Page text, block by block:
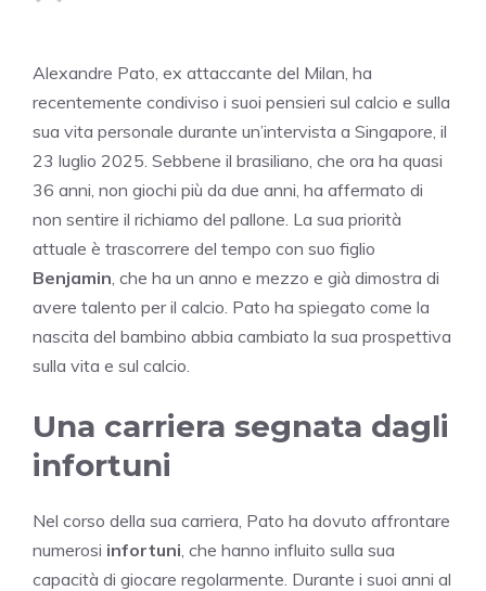
Alexandre Pato, ex attaccante del Milan, ha
recentemente condiviso i suoi pensieri sul calcio e sulla
sua vita personale durante un’intervista a Singapore, il
23 luglio 2025. Sebbene il brasiliano, che ora ha quasi
36 anni, non giochi più da due anni, ha affermato di
non sentire il richiamo del pallone. La sua priorità
attuale è trascorrere del tempo con suo figlio
Benjamin , che ha un anno e mezzo e già dimostra di
avere talento per il calcio. Pato ha spiegato come la
nascita del bambino abbia cambiato la sua prospettiva
sulla vita e sul calcio.
Una carriera segnata dagli
infortuni
Nel corso della sua carriera, Pato ha dovuto affrontare
numerosi infortuni , che hanno influito sulla sua
capacità di giocare regolarmente. Durante i suoi anni al